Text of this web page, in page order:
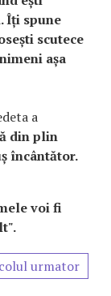
Îți spune
scutece
așa
a
din plin
încântător.
voi fi
urmator